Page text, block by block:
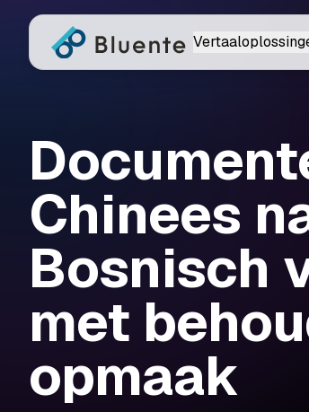
Chinees
Bosnisch
met
opmaak